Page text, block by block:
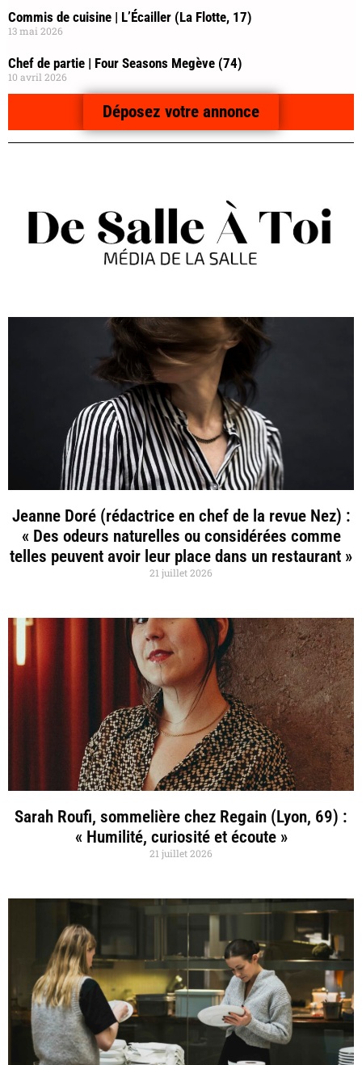
Commis de cuisine | L’Écailler (La Flotte, 17)
13 mai 2026
Chef de partie | Four Seasons Megève (74)
10 avril 2026
Déposez votre annonce
Jeanne Doré (rédactrice en chef de la revue Nez) :
« Des odeurs naturelles ou considérées comme
telles peuvent avoir leur place dans un restaurant »
21 juillet 2026
Sarah Roufi, sommelière chez Regain (Lyon, 69) :
« Humilité, curiosité et écoute »
21 juillet 2026